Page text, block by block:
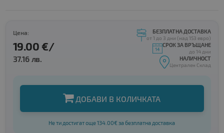
Цена:
19.00 €/
37.16 лв.
БЕЗПЛАТНА ДОСТАВКА
от 1 до 3 дни (над 153 евро)
СРОК ЗА ВРЪЩАНЕ
до 14 дни
НАЛИЧНОСТ
Централен Склад
ДОБАВИ В КОЛИЧКАТА
Не ти достигат още 134.00€ за безплатна доставка